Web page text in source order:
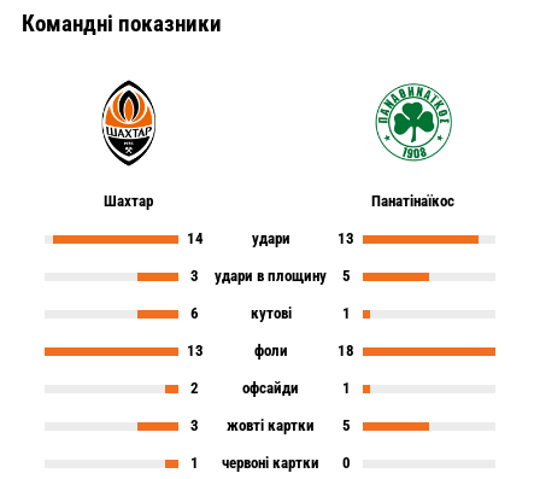
Командні показники
Шахтар Панатінаїкос
14 удари 13
3 удари в площину 5
6 кутові 1
13 фоли 18
2 офсайди 1
3 жовті картки 5
1 червоні картки 0